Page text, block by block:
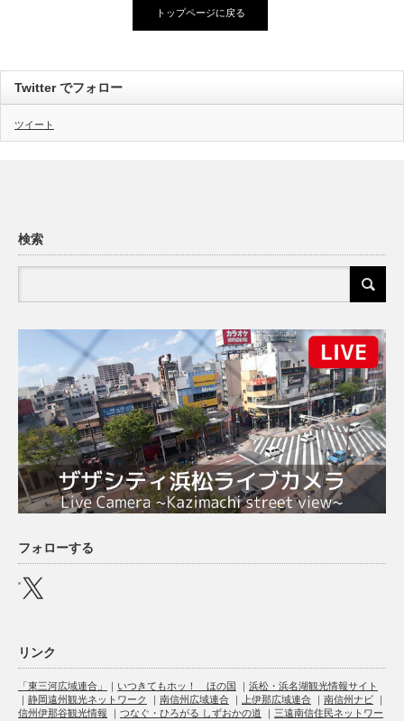
トップページに戻る
Twitter でフォロー
ツイート
検索
フォローする
X
リンク
「東三河広域連合」 ｜ いつきてもホッ！ ほの国 ｜ 浜松・浜名湖観光情報サイト
｜ 静岡遠州観光ネットワーク ｜ 南信州広域連合 ｜ 上伊那広域連合 ｜ 南信州ナビ ｜
信州伊那谷観光情報 ｜ つなぐ・ひろがる しずおかの道 ｜ 三遠南信住民ネットワー